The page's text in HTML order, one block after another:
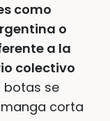
como
o
a la
colectivo
botas se
corta